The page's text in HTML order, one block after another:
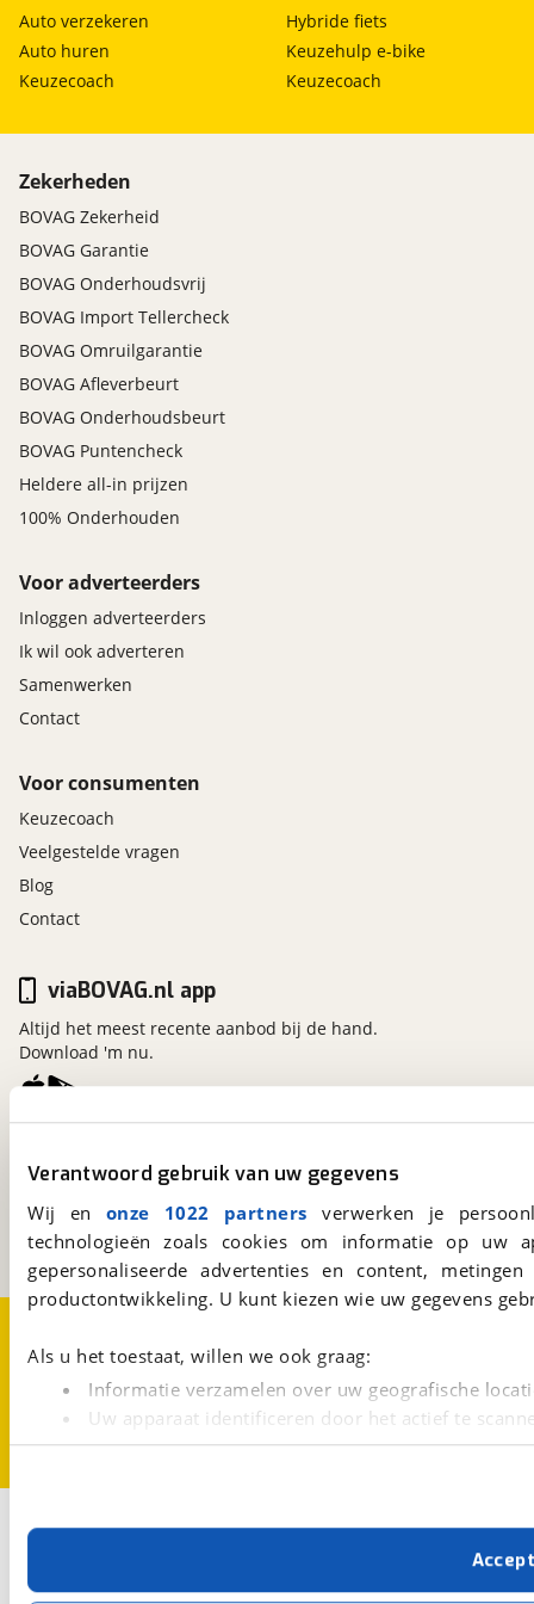
Verantwoord gebruik van uw gegevens
Wij en onze 1022 partners verwerken je
technologieën zoals cookies om informatie op
gepersonaliseerde advertenties en content,
productontwikkeling. U kunt kiezen wie uw gegevens
Als u het toestaat, willen we ook graag:
Informatie verzamelen over uw geografische
Uw apparaat identificeren door het actief te
Lees meer over hoe uw persoonlijke gegevens worden
Met cookies en vergelijkbare technieken zorgen we
cookies zorgen ervoor dat de website goed werkt.
verbeteren. We tonen je graag relevante advertenties
hoofd airbag(s) achter
hoofd airbag(s) voor
passagiersairbag
verkeersbord detectie
onderhoudsvrij Max 7.500 km. ✔ Uitgebreide
poetsbeurt. ✔ APK keuring. Minimaal 6 maanden. ✔
Pech service 24/7 Nederland. ✔ Navigatie Update .
Bij Wassink Autogroep merken/ laatst beschikbare
auto's. State of Health via Aviloo. * Voor een grijs
toepassing. Dit afleverpakket bevat: BOVAG garantie
(12 maanden); Nieuwe APK
Auto verzekeren
Auto huren
Keuzecoach
Hybride fiets
Keuzehulp e-bike
Keuzecoach
Zekerheden
BOVAG Zekerheid
BOVAG Garantie
BOVAG Onderhoudsvrij
BOVAG Import Tellercheck
BOVAG Omruilgarantie
BOVAG Afleverbeurt
BOVAG Onderhoudsbeurt
BOVAG Puntencheck
Heldere all-in prijzen
100% Onderhouden
Voor adverteerders
Inloggen adverteerders
Ik wil ook adverteren
Samenwerken
Contact
Voor consumenten
Keuzecoach
Veelgestelde vragen
Blog
Contact
Kosterijland15
Een initiatief van
BOVAG
viaBOVAG.nl app
Altijd het meest recente aanbod bij de hand.
Download 'm nu.
Cookievoorkeuren
Vacatures